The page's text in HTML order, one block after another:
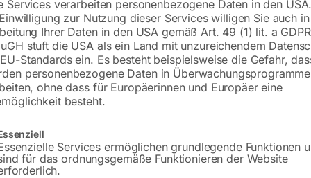
€22,20
inkl. MwSt. zzgl.Versandkosten
Lieferzeit:ca. 5 - 10 Werktage
Versandkosten Standard (Österreich):
Bitte beachten Sie: Die Versandkosten
In den
Services verarbeiten personenbezogene Daten in den
zur Nutzung dieser Services willigen Sie auch
Ihrer Daten in den USA gemäß Art. 49 (1) lit. a
stuft die USA als ein Land mit unzureichendem
Standards ein. Es besteht beispielsweise die Gefahr,
personenbezogene Daten in
ohne dass für Europäerinnen und Europäer eine
besteht.
eine Liste der Service-Gruppen, für die eine Einwilligung erteilt
Services ermöglichen grundlegende Funktionen
für das ordnungsgemäße Funktionieren der Website